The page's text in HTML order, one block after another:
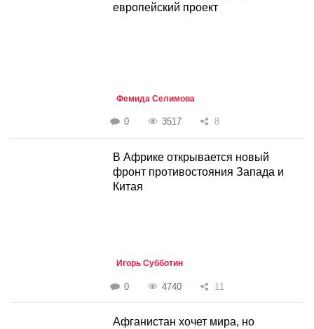
европейский проект
Фемида Селимова
0 3517 8
В Африке открывается новый
фронт противостояния Запада и
Китая
Игорь Субботин
0 4740 11
Афганистан хочет мира, но